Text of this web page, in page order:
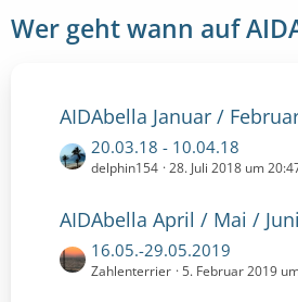
Wer geht wann auf
AIDAbella Januar /
L
e
z
t
e
B
20.03.18 - 10.04.18
delphin154 28. Juli 2018 um
AIDAbella April / Mai /
L
e
16.05.-29.05.2019
Zahlenterrier 5. Februar 2019